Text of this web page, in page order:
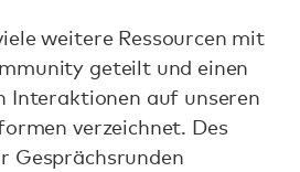
weitere Ressourcen mit
geteilt und einen
Interaktionen auf unseren
verzeichnet. Des
Gesprächsrunden